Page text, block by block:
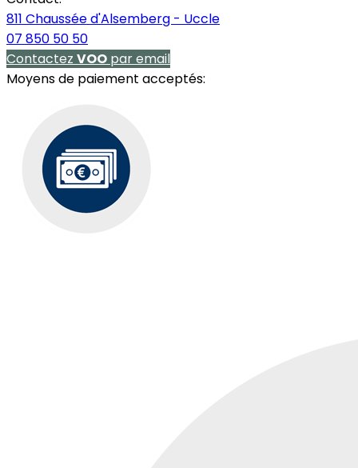
811 Chaussée d'Alsemberg - Uccle
07 850 50 50
Contactez VOO par email
Moyens de paiement acceptés: